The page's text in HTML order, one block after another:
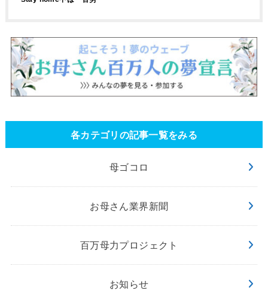
各カテゴリの記事一覧をみる
母ゴコロ
お母さん業界新聞
百万母力プロジェクト
お知らせ